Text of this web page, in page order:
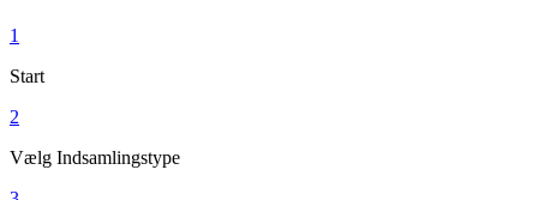
1
Start
2
Vælg Indsamlingstype